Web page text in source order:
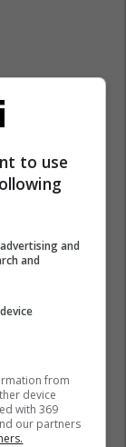
to use
and
and
from
device
with 369
our partners